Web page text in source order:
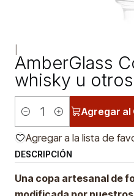
AmberGlass
whisky u
Cantidad
Agregar al
Agregar a la lista de
DESCRIPCIÓN
Una copa artesanal de